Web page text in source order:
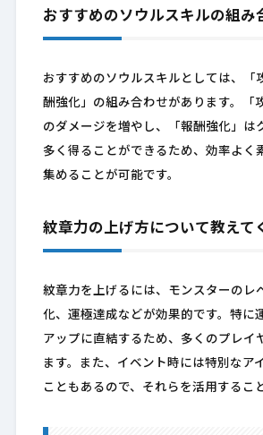
おすすめのソウルスキルの組み
おすすめのソウルスキルとしては、「
酬強化」の組み合わせがあります。「
のダメージを増やし、「報酬強化」は
多く得ることができるため、効率よく
集めることが可能です。
紋章力の上げ方について教えて
紋章力を上げるには、モンスターのレ
化、運極達成などが効果的です。特に
アップに直結するため、多くのプレイ
ます。また、イベント時には特別なア
こともあるので、それらを活用するこ